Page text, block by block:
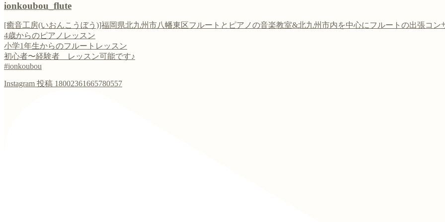
ionkoubou_flute
[癒音工房(いおんこうぼう)]福岡県北九州市八幡東区フルートとピアノの音楽教室&北九州市内を中心にフルートの出張コン
4歳からのピアノレッスン
小学1年生からのフルートレッスン
初心者〜経験者 レッスン可能です♪
#ionkoubou
Instagram 投稿 18002361665780557